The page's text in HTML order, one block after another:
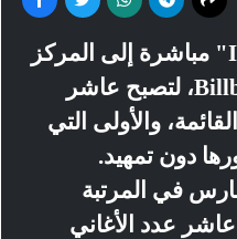
دخلت أغنية "I Just Might" مباشرة إلى المركز
الأول على Billboard Hot 100، لتصبح عاشر
والأولى التي
دون تمهيد.
في المرتبة
عدد الأغاني